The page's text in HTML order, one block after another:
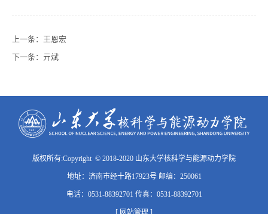
上一条： 王恩宏
下一条： 亓斌
版权所有:Copyright © 2018-2020 山东大学核科学与能源动力学院
地址：济南市经十路17923号 邮编：250061
电话：0531-88392701 传真：0531-88392701
[ 网站管理 ]